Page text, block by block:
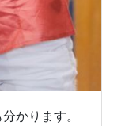
かります。